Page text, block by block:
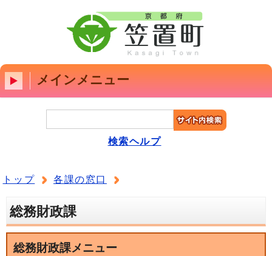
メインメニュー
検索ヘルプ
トップ 各課の窓口
総務財政課
総務財政課メニュー